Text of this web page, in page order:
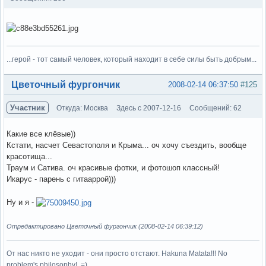
...герой - тот самый человек, который находит в себе силы быть добрым...
Вне форума #125
2008-02-14 06:37:50
Цветочный фургончик
Участник Откуда: Москва Здесь с 2007-12-16 Сообщений: 62
Какие все клёвые))
Кстати, насчет Севастополя и Крыма... оч хочу съездить, вообще
красотища...
Траум и Сатива. оч красивые фотки, и фотошоп классный!
Икарус - парень с гитааррой)))
Ну и я -
Отредактировано Цветочный фургончик (2008-02-14 06:39:12)
От нас никто не уходит - они просто отстают. Hakuna Matata!!! No